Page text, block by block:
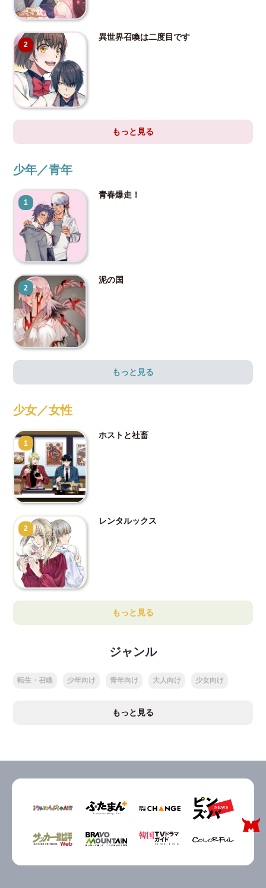
2
異世界召喚は二度目です
もっと見る
少年／青年
1
青春爆走！
2
泥の国
もっと見る
少女／女性
1
ホストと社畜
2
レンタルックス
もっと見る
ジャンル
転生・召喚 少年向け 青年向け 大人向け 少女向け
もっと見る